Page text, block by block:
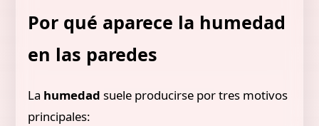
Por qué aparece la humedad
en las paredes
La humedadsuele producirse por tres motivos
principales: